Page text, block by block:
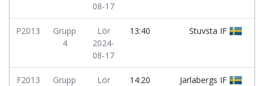
08-17
P2013
Grupp
4
Lör
2024-
08-17
13:40 Stuvsta IF
F2013
Grupp
Lör
14:20 Jarlabergs IF